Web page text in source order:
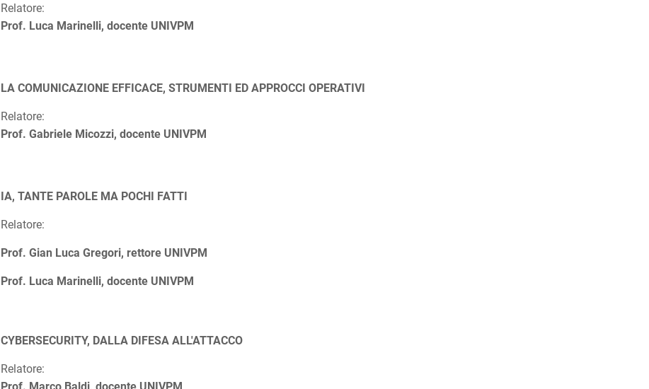
Relatore:
Prof. Luca Marinelli, docente UNIVPM
LA COMUNICAZIONE EFFICACE, STRUMENTI ED APPROCCI OPERATIVI
Relatore:
Prof. Gabriele Micozzi, docente UNIVPM
IA, TANTE PAROLE MA POCHI FATTI
Relatore:
Prof. Gian Luca Gregori, rettore UNIVPM
Prof. Luca Marinelli, docente UNIVPM
CYBERSECURITY, DALLA DIFESA ALL'ATTACCO
Relatore: